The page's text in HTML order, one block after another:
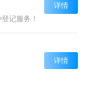
记服务！
详情
详情